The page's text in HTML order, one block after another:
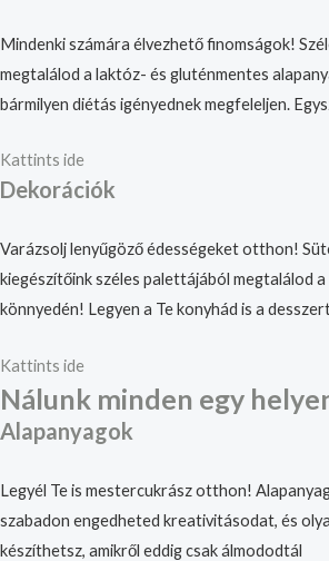
Mindenki számára élvezhető finomságok!
megtalálod a laktóz- és gluténmentes
bármilyen diétás igényednek megfeleljen.
Kattints ide
Dekorációk
Varázsolj lenyűgöző édességeket otthon!
kiegészítőink széles palettájából megtalálod
könnyedén! Legyen a Te konyhád is a
Kattints ide
Nálunk minden egy
Alapanyagok
Legyél Te is mestercukrász otthon!
szabadon engedheted kreativitásodat, és
készíthetsz, amikről eddig csak álmododtál